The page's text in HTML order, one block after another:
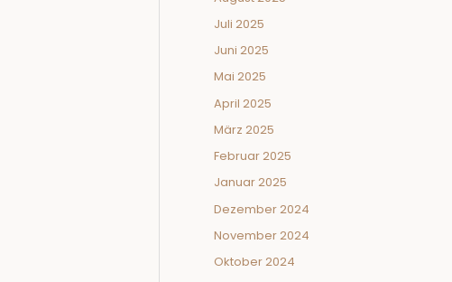
Juli 2025
Juni 2025
Mai 2025
April 2025
März 2025
Februar 2025
Januar 2025
Dezember 2024
November 2024
Oktober 2024